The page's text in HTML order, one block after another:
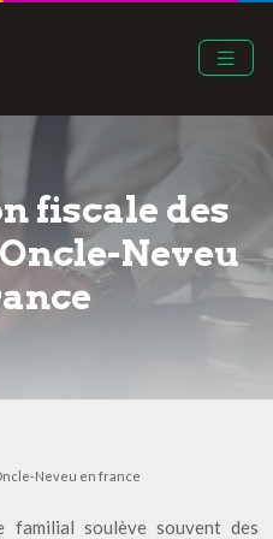
fiscale des
Neveu
Neveu en france
familial soulève souvent des